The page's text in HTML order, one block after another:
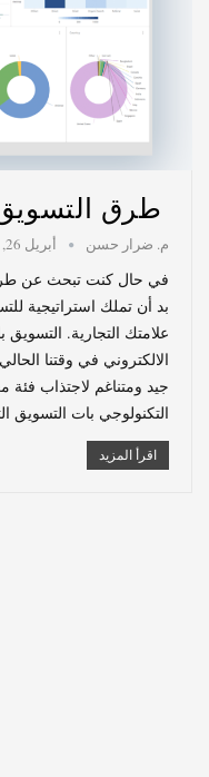
طرق التسويق
م. ضرار حسن أبريل 26, 2021
في حال كنت تبحث عن طرق
بد أن تملك استراتيجية
علامتك التجارية. التسويق
الالكتروني في وقتنا
جيد ومتناغم لاجتذاب فئة
التكنولوجي بات التسويق
اقرأ المزيد